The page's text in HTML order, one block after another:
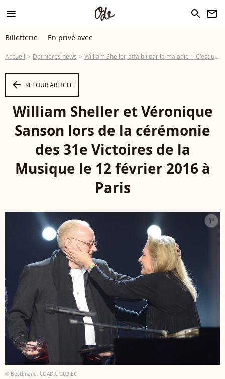
menu search newsletter
Billetterie En privé avec
Accueil Dernières news William Sheller, affaibli par la maladie : "C'est une saloperie"
arrow_left RETOUR ARTICLE
William Sheller et Véronique
Sanson lors de la cérémonie
des 31e Victoires de la
Musique le 12 février 2016 à
Paris
© BestImage, COADIC GUIREC